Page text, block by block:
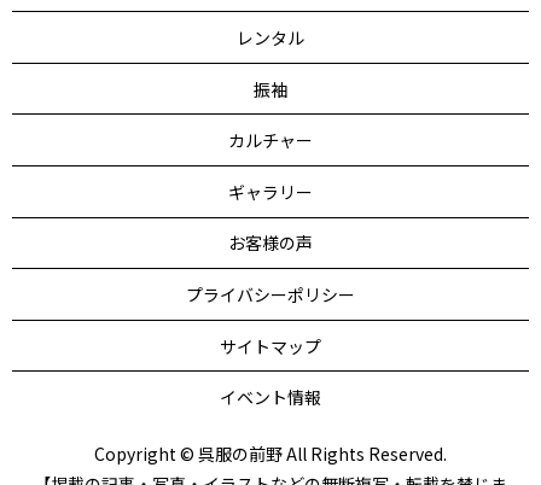
レンタル
振袖
カルチャー
ギャラリー
お客様の声
プライバシーポリシー
サイトマップ
イベント情報
Copyright © 呉服の前野 All Rights Reserved.